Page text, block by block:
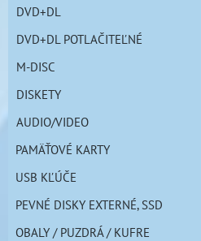
DVD+DL
DVD+DL POTLAČITEĽNÉ
M-DISC
DISKETY
AUDIO/VIDEO
PAMÄŤOVÉ KARTY
USB KĽÚČE
PEVNÉ DISKY EXTERNÉ, SSD
OBALY / PUZDRÁ / KUFRE